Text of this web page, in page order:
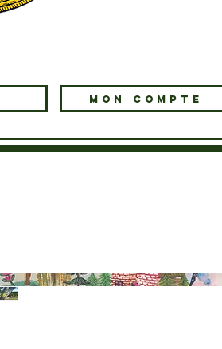
MON COMPTE